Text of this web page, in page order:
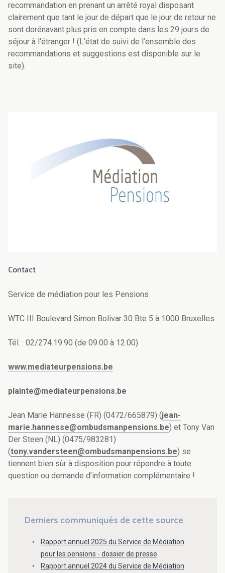
recommandation en prenant un arrêté royal disposant
clairement que tant le jour de départ que le jour de retour ne
sont dorénavant plus pris en compte dans les 29 jours de
séjour à l'étranger ! (L’état de suivi de l’ensemble des
recommandations et suggestions est disponible sur le
site).
Contact
Service de médiation pour les Pensions
WTC III Boulevard Simon Bolivar 30 Bte 5 à 1000 Bruxelles
Tél. : 02/274.19.90 (de 09.00 à 12.00)
www.mediateurpensions.be
plainte@mediateurpensions.be
Jean Marie Hannesse (FR) (0472/665879) (jean-
marie.hannesse@ombudsmanpensions.be) et Tony Van
Der Steen (NL) (0475/983281)
(tony.vandersteen@ombudsmanpensions.be) se
tiennent bien sûr à disposition pour répondre à toute
question ou demande d’information complémentaire !
Derniers communiqués de cette source
Rapport annuel 2025 du Service de Médiation
pour les pensions - dossier de presse
Rapport annuel 2024 du Service de Médiation